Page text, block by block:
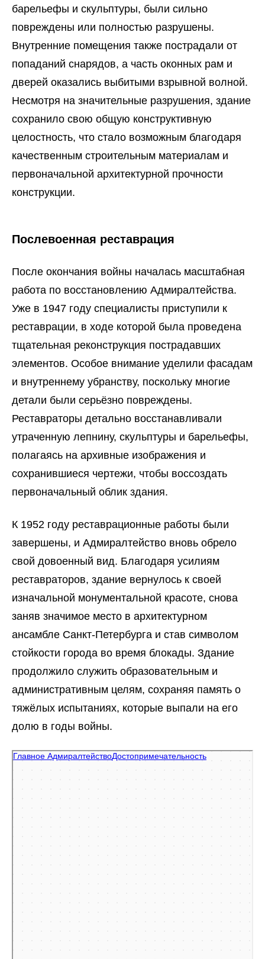
барельефы и скульптуры, были сильно
повреждены или полностью разрушены.
Внутренние помещения также пострадали от
попаданий снарядов, а часть оконных рам и
дверей оказались выбитыми взрывной волной.
Несмотря на значительные разрушения, здание
сохранило свою общую конструктивную
целостность, что стало возможным благодаря
качественным строительным материалам и
первоначальной архитектурной прочности
конструкции.
Послевоенная реставрация
После окончания войны началась масштабная
работа по восстановлению Адмиралтейства.
Уже в 1947 году специалисты приступили к
реставрации, в ходе которой была проведена
тщательная реконструкция пострадавших
элементов. Особое внимание уделили фасадам
и внутреннему убранству, поскольку многие
детали были серьёзно повреждены.
Реставраторы детально восстанавливали
утраченную лепнину, скульптуры и барельефы,
полагаясь на архивные изображения и
сохранившиеся чертежи, чтобы воссоздать
первоначальный облик здания.
К 1952 году реставрационные работы были
завершены, и Адмиралтейство вновь обрело
свой довоенный вид. Благодаря усилиям
реставраторов, здание вернулось к своей
изначальной монументальной красоте, снова
заняв значимое место в архитектурном
ансамбле Санкт-Петербурга и став символом
стойкости города во время блокады. Здание
продолжило служить образовательным и
административным целям, сохраняя память о
тяжёлых испытаниях, которые выпали на его
долю в годы войны.
Адмиралтейство